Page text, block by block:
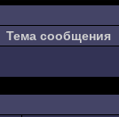
Тема сообщения